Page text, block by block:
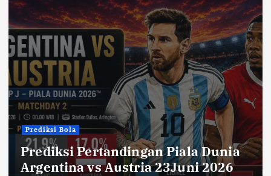
Prediksi Bola
Prediksi Pertandingan Piala Dunia
Argentina vs Austria 23Juni 2026